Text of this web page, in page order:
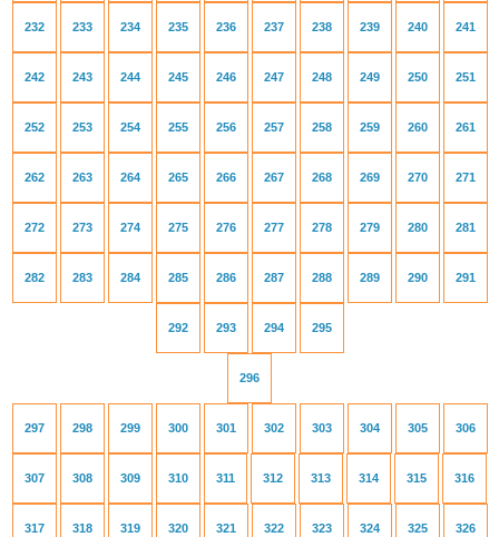
232 233 234 235 236 237 238 239 240 241
242 243 244 245 246 247 248 249 250 251
252 253 254 255 256 257 258 259 260 261
262 263 264 265 266 267 268 269 270 271
272 273 274 275 276 277 278 279 280 281
282 283 284 285 286 287 288 289 290 291
292 293 294 295
296
297 298 299 300 301 302 303 304 305 306
307 308 309 310 311 312 313 314 315 316
317 318 319 320 321 322 323 324 325 326